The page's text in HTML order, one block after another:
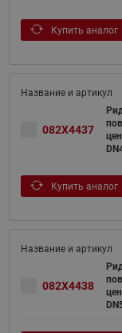
Купить аналог
082X4437
Купить аналог
082X4438